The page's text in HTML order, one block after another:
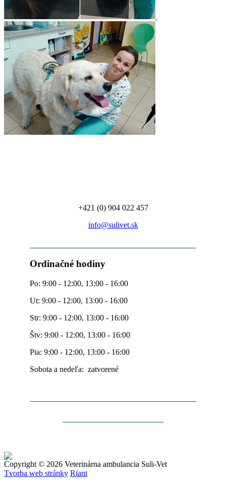
+421 (0) 904 022 457
info@sulivet.sk
Ordinačné hodiny
Po: 9:00 - 12:00, 13:00 - 16:00
Ut: 9:00 - 12:00, 13:00 - 16:00
Str: 9:00 - 12:00, 13:00 - 16:00
Štv: 9:00 - 12:00, 13:00 - 16:00
Pia: 9:00 - 12:00, 13:00 - 16:00
Sobota a nedeľa: zatvorené
Copyright © 2026 Veterinárna ambulancia Suli-Vet
Tvorba web stránky Riant